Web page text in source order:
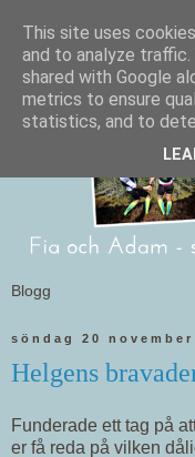
söndag 20 november
Helgens
Funderade ett tag på
er få reda på vilken
This site uses
and to analyze traffic.
shared with Google
metrics to ensure
statistics, and to